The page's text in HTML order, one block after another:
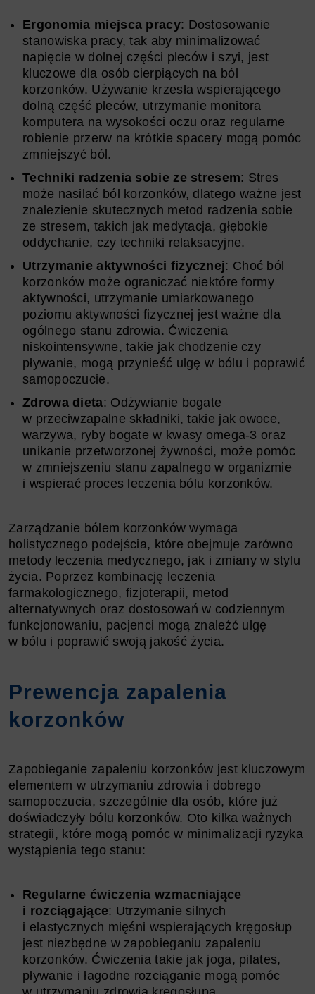
Ergonomia miejsca pracy: Dostosowanie
stanowiska pracy, tak aby minimalizować
napięcie w dolnej części pleców i szyi, jest
kluczowe dla osób cierpiących na ból
korzonków. Używanie krzesła wspierającego
dolną część pleców, utrzymanie monitora
komputera na wysokości oczu oraz regularne
robienie przerw na krótkie spacery mogą pomóc
zmniejszyć ból.
Techniki radzenia sobie ze stresem: Stres
może nasilać ból korzonków, dlatego ważne jest
znalezienie skutecznych metod radzenia sobie
ze stresem, takich jak medytacja, głębokie
oddychanie, czy techniki relaksacyjne.
Utrzymanie aktywności fizycznej: Choć ból
korzonków może ograniczać niektóre formy
aktywności, utrzymanie umiarkowanego
poziomu aktywności fizycznej jest ważne dla
ogólnego stanu zdrowia. Ćwiczenia
niskointensywne, takie jak chodzenie czy
pływanie, mogą przynieść ulgę w bólu i poprawić
samopoczucie.
Zdrowa dieta: Odżywianie bogate
w przeciwzapalne składniki, takie jak owoce,
warzywa, ryby bogate w kwasy omega-3 oraz
unikanie przetworzonej żywności, może pomóc
w zmniejszeniu stanu zapalnego w organizmie
i wspierać proces leczenia bólu korzonków.
Zarządzanie bólem korzonków wymaga
holistycznego podejścia, które obejmuje zarówno
metody leczenia medycznego, jak i zmiany w stylu
życia. Poprzez kombinację leczenia
farmakologicznego, fizjoterapii, metod
alternatywnych oraz dostosowań w codziennym
funkcjonowaniu, pacjenci mogą znaleźć ulgę
w bólu i poprawić swoją jakość życia.
Prewencja zapalenia
korzonków
Zapobieganie zapaleniu korzonków jest kluczowym
elementem w utrzymaniu zdrowia i dobrego
samopoczucia, szczególnie dla osób, które już
doświadczyły bólu korzonków. Oto kilka ważnych
strategii, które mogą pomóc w minimalizacji ryzyka
wystąpienia tego stanu:
Regularne ćwiczenia wzmacniające
i rozciągające: Utrzymanie silnych
i elastycznych mięśni wspierających kręgosłup
jest niezbędne w zapobieganiu zapaleniu
korzonków. Ćwiczenia takie jak joga, pilates,
pływanie i łagodne rozciąganie mogą pomóc